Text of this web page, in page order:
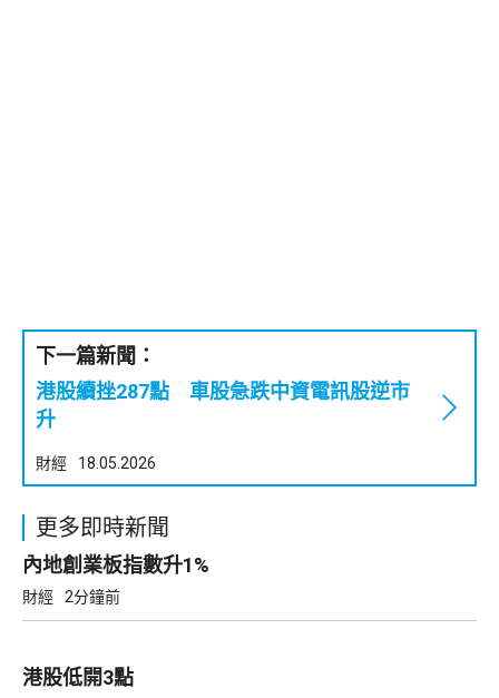
下一篇新聞：
港股續挫287點 車股急跌中資電訊股逆市
升
財經 18.05.2026
更多即時新聞
內地創業板指數升1%
財經 2分鐘前
港股低開3點